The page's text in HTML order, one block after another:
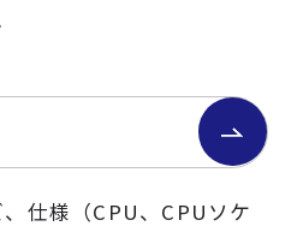
仕様（CPU、CPUソケ